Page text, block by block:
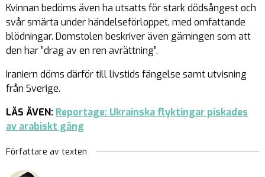
Kvinnan bedöms även ha utsatts för stark dödsångest och
svår smärta under händelseförloppet, med omfattande
blödningar. Domstolen beskriver även gärningen som att
den har ”drag av en ren avrättning”.
Iraniern döms därför till livstids fängelse samt utvisning
från Sverige.
LÄS ÄVEN: Reportage: Ukrainska flyktingar piskades
av arabiskt gäng
Författare av texten